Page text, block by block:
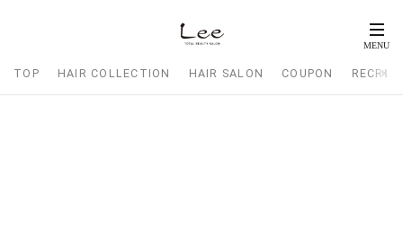
TOP HAIR COLLECTION HAIR SALON COUPON